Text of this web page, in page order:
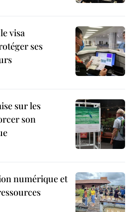
visa
ses
sur les
son
numérique et